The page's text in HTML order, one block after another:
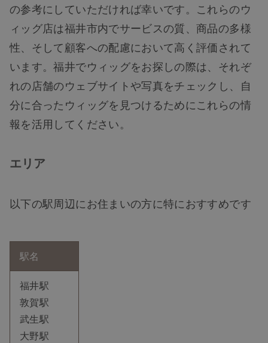
の参考にしていただければ幸いです。これらのウ
ィッグ店は福井市内でサービスの質、商品の多様
性、そして顧客への配慮において高く評価されて
います。福井でウィッグをお探しの際は、それぞ
れの店舗のウェブサイトや写真をチェックし、自
分に合ったウィッグを見つけるためにこれらの情
報を活用してください。
エリア
以下の駅周辺にお住まいの方に特におすすめです
駅名
福井駅
敦賀駅
武生駅
大野駅